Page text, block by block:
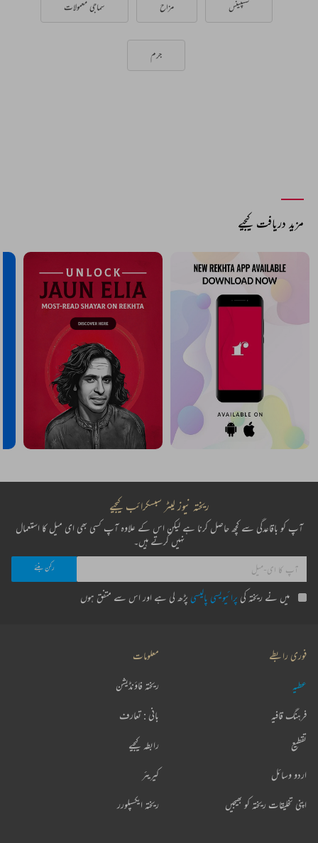
سسپینس مزاح سماجی معمولات
جرم
مزید دریافت کیجیے
ریختہ نیوز لیٹر سبسکرائب کیجیے
آپ کو باقاعدگی سے کچھ حاصل کرنا ہے لیکن اس کے علاوہ آپ کسی بھی ای میل کا استعمال
نہیں کرتے ہیں۔
میں نے ریختہ کی پرائیویسی پالیسی پڑھ لی ہے اور اس سے متفق ہوں
فوری رابطے
عطیہ
فرہنگ قافیہ
تقطیع
اردو وسائل
اپنی تخلیقات ریختہ کو بھیجیں
معلومات
ریختہ فاؤنڈیشن
بانی : تعارف
رابطہ کیجیے
کیریئر
ریختہ ایکسپلورر